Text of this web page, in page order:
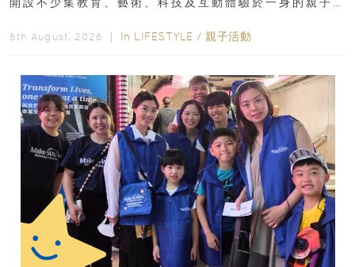
6th August, 2026 ｜ In LIFESTYLE / 親子活動